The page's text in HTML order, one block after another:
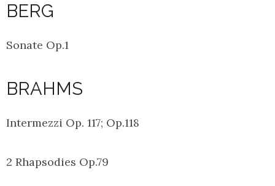
BERG
Sonate Op.1
BRAHMS
Intermezzi Op. 117; Op.118
2 Rhapsodies Op.79